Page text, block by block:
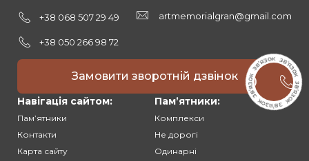
+38 068 507 29 49
+38 050 266 98 72
artmemorialgran@gmail.com
Замовити зворотній дзвінок
Навігація сайтом:
Памʼятники
Контакти
Карта сайту
Памʼятники:
Комплекси
Не дорогі
Одинарні